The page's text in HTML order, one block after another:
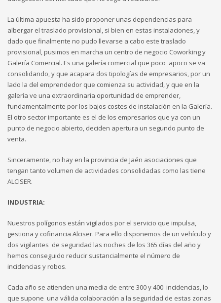
La última apuesta ha sido proponer unas dependencias para
albergar el traslado provisional, si bien en estas instalaciones, y
dado que finalmente no pudo llevarse a cabo este traslado
provisional, pusimos en marcha un centro de negocio Coworking y
Galería Comercial. Es una galería comercial que poco apoco se va
consolidando, y que acapara dos tipologías de empresarios, por un
lado la del emprendedor que comienza su actividad, y que en la
galería ve una extraordinaria oportunidad de emprender,
fundamentalmente por los bajos costes de instalación en la Galería.
El otro sector importante es el de los empresarios que ya con un
punto de negocio abierto, deciden apertura un segundo punto de
venta.
Sinceramente, no hay en la provincia de Jaén asociaciones que
tengan tanto volumen de actividades consolidadas como las tiene
ALCISER.
INDUSTRIA:
Nuestros polígonos están vigilados por el servicio que impulsa,
gestiona y cofinancia Alciser. Para ello disponemos de un vehículo y
dos vigilantes de seguridad las noches de los 365 días del año y
hemos conseguido reducir sustancialmente el número de
incidencias y robos.
Cada año se atienden una media de entre 300 y 400 incidencias, lo
que supone una válida colaboración a la seguridad de estas zonas